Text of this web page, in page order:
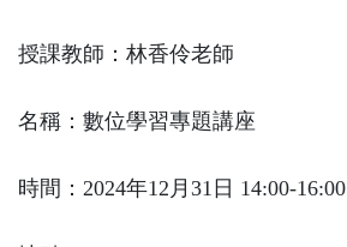
授課教師：林香伶老師
名稱：數位學習專題講座
時間：2024年12月31日 14:00-16:00